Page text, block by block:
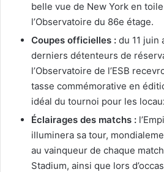
belle vue de New York en
l’Observatoire du 86e étage.
Coupes officielles : du 11 juin
derniers détenteurs de
l’Observatoire de l’ESB
tasse commémorative en
idéal du tournoi pour les
Éclairages des matchs :
illuminera sa tour,
au vainqueur de chaque
Stadium, ainsi que lors